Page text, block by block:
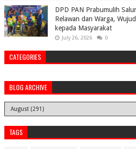
DPD PAN Prabumulih
Relawan dan Warga,
kepada Masyarakat
July 26, 2026 0
CATEGORIES
BLOG ARCHIVE
TAGS